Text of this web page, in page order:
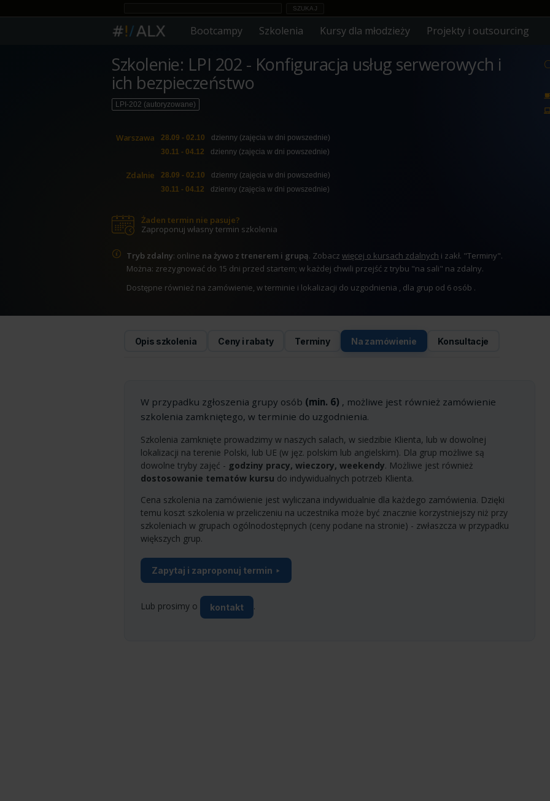
Bootcampy Szkolenia Kursy dla młodzieży Projekty i outsourcing
Szkolenie: LPI 202 - Konfiguracja usług serwerowych i
ich bezpieczeństwo
LPI-202 (autoryzowane)
Warszawa 28.09 - 02.10
dzienny (zajęcia w dni powszednie)
30.11 - 04.12
dzienny (zajęcia w dni powszednie)
Zdalnie 28.09 - 02.10
dzienny (zajęcia w dni powszednie)
30.11 - 04.12
dzienny (zajęcia w dni powszednie)
Żaden termin nie pasuje?
Zaproponuj własny termin szkolenia
Tryb zdalny: online na żywo z trenerem i grupą. Zobacz więcej o kursach zdalnych i zakł. "Terminy".
Można: zrezygnować do 15 dni przed startem; w każdej chwili przejść z trybu "na sali" na zdalny.
Dostępne również na zamówienie, w terminie i lokalizacji do uzgodnienia , dla grup od 6 osób .
Opis szkolenia Ceny i rabaty Terminy Na zamówienie Konsultacje
W przypadku zgłoszenia grupy osób (min. 6) , możliwe jest również zamówienie
szkolenia zamkniętego, w terminie do uzgodnienia.
Szkolenia zamknięte prowadzimy w naszych salach, w siedzibie Klienta, lub w dowolnej
lokalizacji na terenie Polski, lub UE (w jęz. polskim lub angielskim). Dla grup możliwe są
dowolne tryby zajęć - godziny pracy, wieczory, weekendy. Możliwe jest również
dostosowanie tematów kursu do indywidualnych potrzeb Klienta.
Cena szkolenia na zamówienie jest wyliczana indywidualnie dla każdego zamówienia. Dzięki
temu koszt szkolenia w przeliczeniu na uczestnika może być znacznie korzystniejszy niż przy
szkoleniach w grupach ogólnodostępnych (ceny podane na stronie) - zwłaszcza w przypadku
większych grup.
Zapytaj i zaproponuj termin
Lub prosimy o kontakt .